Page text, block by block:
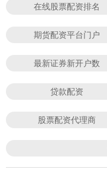
在线股票配资排名
期货配资平台门户
最新证券新开户数
贷款配资
股票配资代理商